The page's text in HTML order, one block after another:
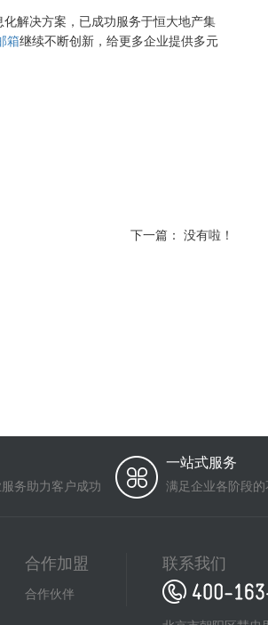
解决方案，已成功服务于恒大地产集
箱继续不断创新，给更多企业提供多元
下一篇： 没有啦！
务助力客户成功
一站式服务
满足企业各阶段
合作加盟
合作伙伴
联系我们